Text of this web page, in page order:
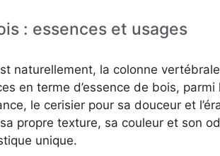
: essences et usages
naturellement, la colonne
en terme d’essence de bois,
le cerisier pour sa douceur et
propre texture, sa couleur et son
unique.